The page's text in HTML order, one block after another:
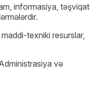
informasiya, təşviqat
texniki resurslar,
və